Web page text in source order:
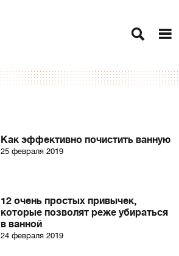
Как эффективно почистить ванную
25 февраля 2019
12 очень простых привычек,
которые позволят реже убираться
в ванной
24 февраля 2019